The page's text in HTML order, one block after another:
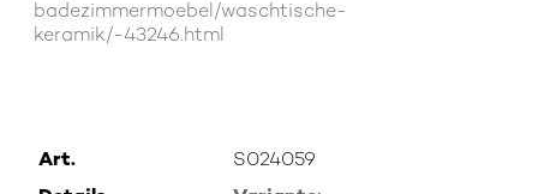
badezimmermoebel/waschtische-
keramik/-43246.html
Art.
S024059